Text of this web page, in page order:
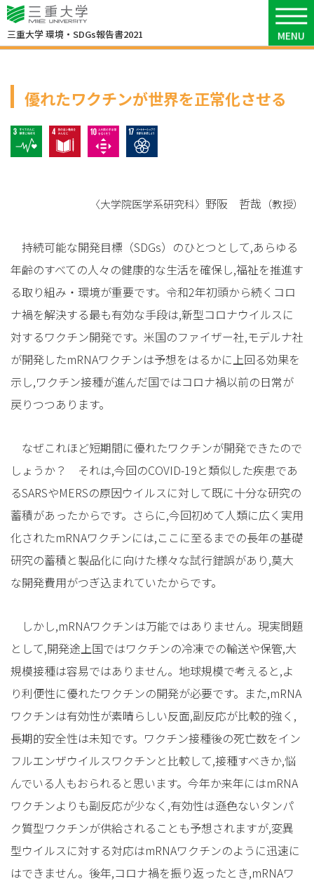
三重大学環境・SDGs報告書2021
6 環境研究
優れたワクチンが世界を正常化させる
3 すべての人に健康と福祉を
4 質の高い教育をみんなに
10 人や国の不平等をなくそう
〈大学院医学系研究科〉 野阪 哲哉 （教授）
持続可能な開発目標（SDGs）のひとつとして,あらゆる
年齢のすべての人々の健康的な生活を確保し,福祉を推進す
る取り組み・環境が重要です。令和2年初頭から続くコロ
ナ禍を解決する最も有効な手段は,新型コロナウイルスに
対するワクチン開発です。米国のファイザー社,モデルナ社
が開発したmRNAワクチンは予想をはるかに上回る効果を
示し,ワクチン接種が進んだ国ではコロナ禍以前の日常が
戻りつつあります。
なぜこれほど短期間に優れたワクチンが開発できたので
しょうか？ それは,今回のCOVID-19と類似した疾患であ
るSARSやMERSの原因ウイルスに対して既に十分な研究の
蓄積があったからです。さらに,今回初めて人類に広く実用
化されたmRNAワクチンには,ここに至るまでの長年の基礎
研究の蓄積と製品化に向けた様々な試行錯誤があり,莫大
な開発費用がつぎ込まれていたからです。
しかし,mRNAワクチンは万能ではありません。現実問題
として,開発途上国ではワクチンの冷凍での輸送や保管,大
規模接種は容易ではありません。地球規模で考えると,よ
り利便性に優れたワクチンの開発が必要です。また,mRNA
ワクチンは有効性が素晴らしい反面,副反応が比較的強く,
長期的安全性は未知です。ワクチン接種後の死亡数をイン
フルエンザウイルスワクチンと比較して,接種すべきか,悩
んでいる人もおられると思います。今年か来年にはmRNA
ワクチンよりも副反応が少なく,有効性は遜色ないタンパ
ク質型ワクチンが供給されることも予想されますが,変異
型ウイルスに対する対応はmRNAワクチンのように迅速に
はできません。後年,コロナ禍を振り返ったとき,mRNAワ